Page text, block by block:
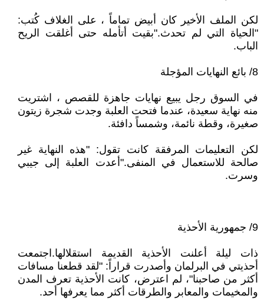
لكن الملف الأخير كان أبيض تماماً ، على الغلاف كُتب:
"الحياة التي لم تحدث."بقيت أتأمله حتى أغلقت الريح
الباب.
8/ بائع النهايات المؤجلة
في السوق رجل يبيع نهايات جاهزة للقصص ، اشتريت
منه نهاية سعيدة، عندما فتحت العلبة وجدت شجرة زيتون
صغيرة، وقطة نائمة، وشمساً دافئة.
لكن التعليمات المرفقة كانت تقول: "هذه النهاية غير
صالحة للاستعمال في المنفى."أعدت العلبة إلى جيبي
وسرت.
9/ جمهورية الأحذية
ذات ليلة أعلنت الأحذية القديمة استقلالها.اجتمعت
أحذيتي في البرلمان وأصدرت قراراً: "لقد قطعنا مسافات
أكثر من صاحبنا"، لم اعترض، كانت الأحذية تعرف المدن
والمخيمات والمعابر والطرقات أكثر مما يعرفها أحد.